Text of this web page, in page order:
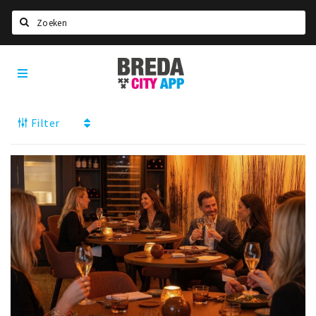
Home
Deals
Nieuws, interviews & blogs
Eten
Drinken
Slapen
Recreatief
Winkels
Breda
City
App
Filter